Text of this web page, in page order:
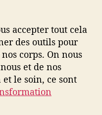
accepter tout cela
des outils pour
corps. On nous
et de nos
le soin, ce sont